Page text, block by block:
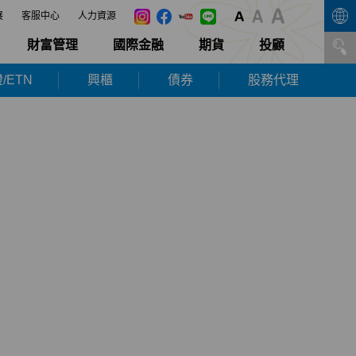
客服中心 人力資源
財富管理 國際金融 期貨 投顧
ETN 興櫃 債券 股務代理